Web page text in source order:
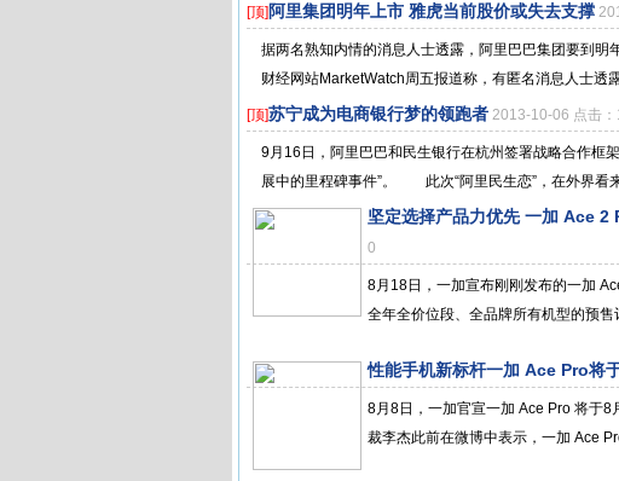
[顶] 阿里集团明年上市 雅虎当前股价或失去支撑
据两名熟知内情的消息人士透露，阿里巴巴集团要到
财经网站MarketWatch周五报道称，有匿名消息人士透
[顶]苏宁成为电商银行梦的领跑者 2013-10-06 点击
9月16日，阿里巴巴和民生银行在杭州签署战略合作框
展中的里程碑事件”。 此次“阿里民生恋”，在外界看
坚定选择产品力优先 一加 Ace 2
0
8月18日，一加宣布刚刚发布的一加
全年全价位段、全品牌所有机型的预
性能手机新标杆一加 Ace Pro将
8月8日，一加官宣一加 Ace Pro 将于
裁李杰此前在微博中表示，一加 Ace